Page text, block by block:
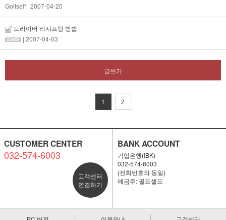
Golfself | 2007-04-20
드라이버 리샤프팅 방법
| 2007-04-03
글쓰기
1 2
CUSTOMER CENTER
032-574-6003
고객센터
연결하기
BANK ACCOUNT
기업은행(IBK)
032-574-6003
(전화번호와 동일)
예금주: 골프셀프